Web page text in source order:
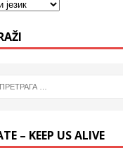
– KEEP US ALIVE